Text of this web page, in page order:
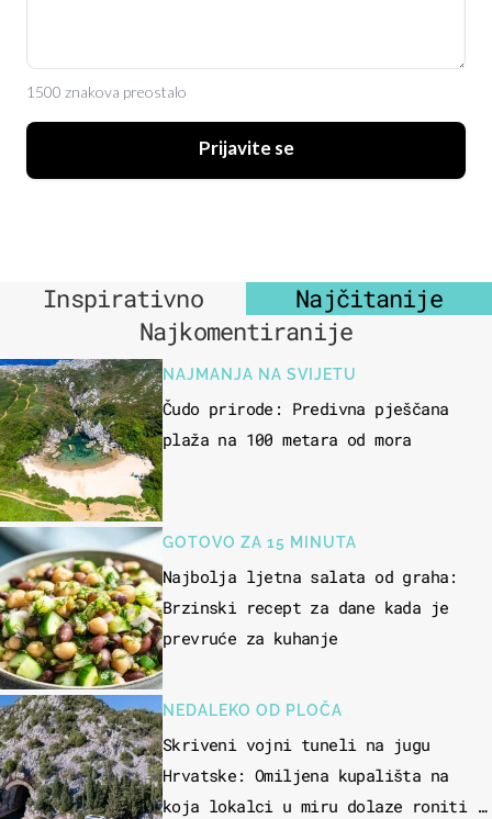
1500 znakova preostalo
Prijavite se
Inspirativno
Najčitanije
Najkomentiranije
NAJMANJA NA SVIJETU
Čudo prirode: Predivna pješčana
plaža na 100 metara od mora
GOTOVO ZA 15 MINUTA
Najbolja ljetna salata od graha:
Brzinski recept za dane kada je
prevruće za kuhanje
NEDALEKO OD PLOČA
Skriveni vojni tuneli na jugu
Hrvatske: Omiljena kupališta na
koja lokalci u miru dolaze roniti i